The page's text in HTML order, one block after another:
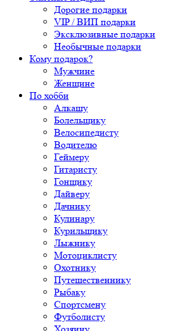
Дорогие подарки
VIP / ВИП подарки
Эксклюзивные подарки
Необычные подарки
Кому подарок?
Мужчине
Женщине
По хобби
Алкашу
Болельщику
Велосипедисту
Водителю
Геймеру
Гитаристу
Гонщику
Дайверу
Дачнику
Кулинару
Курильщику
Лыжнику
Мотоциклисту
Охотнику
Путешественнику
Рыбаку
Спортсмену
Футболисту